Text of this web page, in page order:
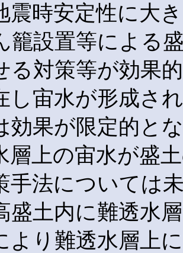
震時安定性に大
籠設置等による
る対策等が効果
し宙水が形成さ
効果が限定的と
層上の宙水が盛
手法については
盛土内に難透水
より難透水層上